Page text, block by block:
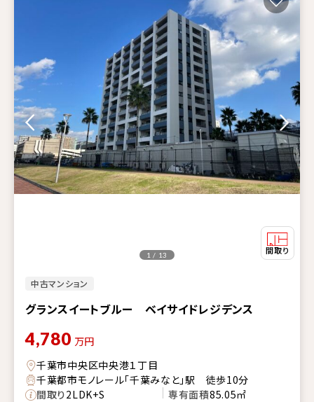
中古マンション
グランスイートブルー ベイサイドレジデンス
1 / 13
4,780 万円
千葉市中央区中央港１丁目
千葉都市モノレール「千葉みなと」駅 徒歩10分
間取り2LDK+S 専有面積85.05㎡